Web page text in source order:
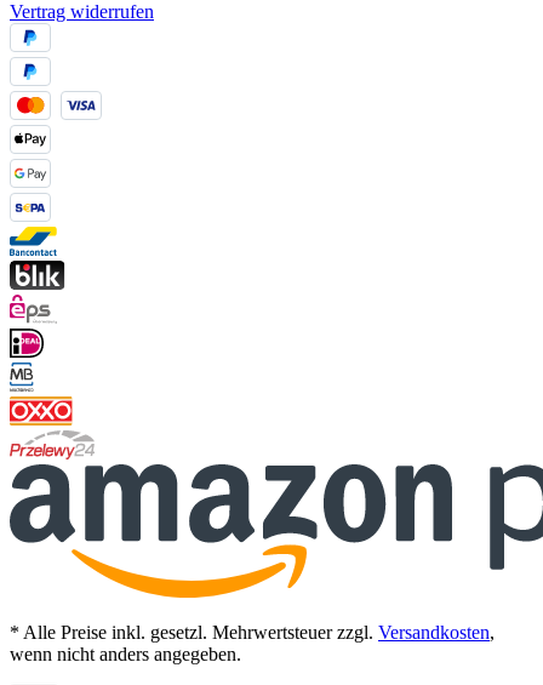
Vertrag widerrufen
* Alle Preise inkl. gesetzl. Mehrwertsteuer zzgl. Versandkosten,
wenn nicht anders angegeben.